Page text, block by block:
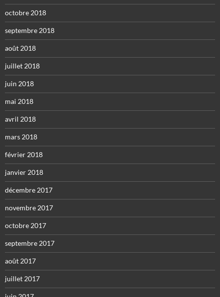
octobre 2018
septembre 2018
août 2018
juillet 2018
juin 2018
mai 2018
avril 2018
mars 2018
février 2018
janvier 2018
décembre 2017
novembre 2017
octobre 2017
septembre 2017
août 2017
juillet 2017